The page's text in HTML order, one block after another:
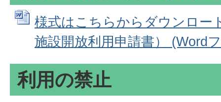
様式はこちらからダウンロー
施設開放利用申請書） (Word
利用の禁止